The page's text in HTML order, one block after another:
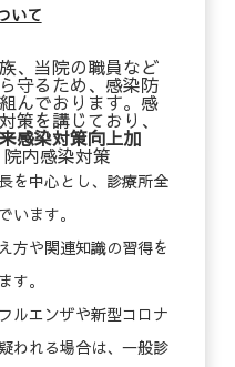
いて
、当院の職員など
守るため、感染防
んでおります。感
策を講じており、
来感染対策向上加
内感染対策
を中心とし、診療所全
います。
方や関連知識の習得を
す。
ルエンザや新型コロナ
われる場合は、一般診